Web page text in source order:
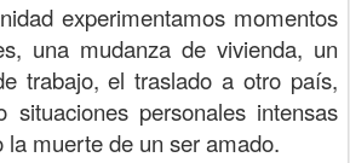
experimentamos momentos
una mudanza de vivienda, un
trabajo, el traslado a otro país,
situaciones personales intensas
la muerte de un ser amado.